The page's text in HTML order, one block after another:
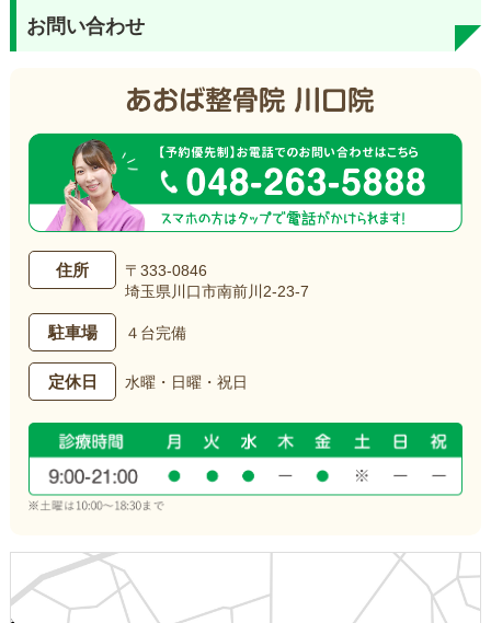
お問い合わせ
住所
〒333-0846
埼玉県川口市南前川2-23-7
駐車場 ４台完備
定休日 水曜・日曜・祝日